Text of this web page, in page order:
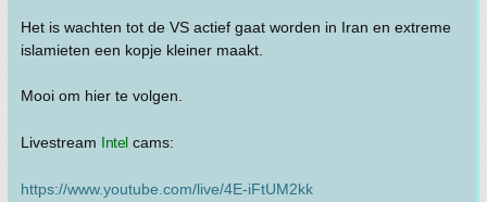
Het is wachten tot de VS actief gaat worden in Iran en extreme
islamieten een kopje kleiner maakt.
Mooi om hier te volgen.
Livestream Intelcams:
https://www.youtube.com/live/4E-iFtUM2kk